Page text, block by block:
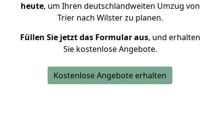
heute, um Ihren deutschlandweiten Umzug von
Trier nach Wilster zu planen.
Füllen Sie jetzt das Formular aus, und erhalten
Sie kostenlose Angebote.
Kostenlose Angebote erhalten